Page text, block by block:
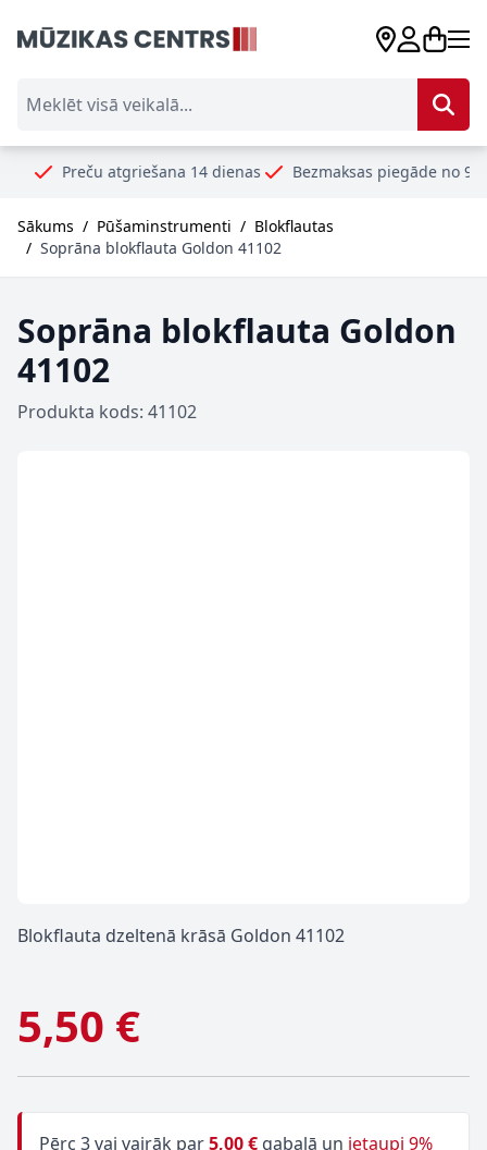
atgriešana 14 dienas Bezmaksas piegāde no 99€
Sākums / Pūšaminstrumenti / Blokflautas
/ Soprāna blokflauta Goldon 41102
Soprāna blokflauta Goldon
41102
Produkta kods: 41102
Blokflauta dzeltenā krāsā Goldon 41102
5,50 €
Pērc 3 vai vairāk par5,00 € gabalā un ietaupi 9%